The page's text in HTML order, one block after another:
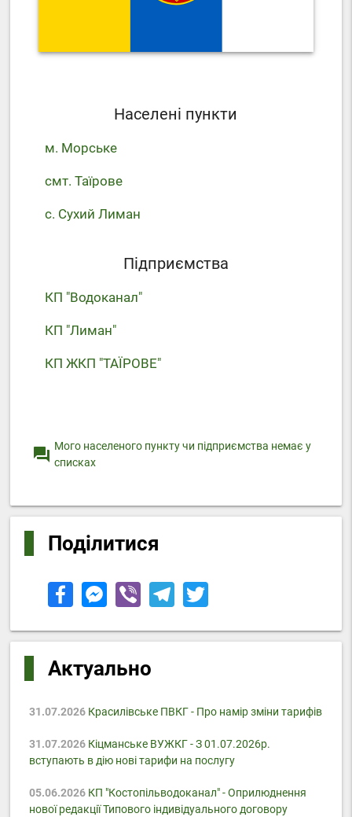
Населені пункти
м. Морське
смт. Таїрове
с. Сухий Лиман
Підприємства
КП "Водоканал"
КП "Лиман"
КП ЖКП "ТАЇРОВЕ"
question_answer Мого населеного пункту чи підприємства немає у
списках
Поділитися
Актуально
31.07.2026Красилівське ПВКГ - Про намір зміни тарифів
31.07.2026Кіцманське ВУЖКГ - З 01.07.2026р.
вступають в дію нові тарифи на послугу
05.06.2026КП "Костопільводоканал" - Оприлюднення
нової редакції Типового індивідуального договору